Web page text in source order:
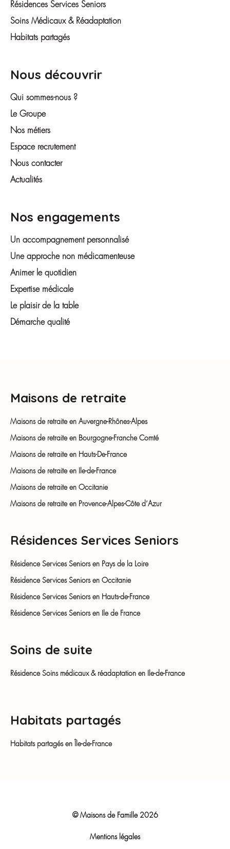
Résidences Services Seniors
Soins Médicaux & Réadaptation
Habitats partagés
Nous découvrir
Qui sommes-nous ?
Le Groupe
Nos métiers
Espace recrutement
Nous contacter
Actualités
Nos engagements
Un accompagnement personnalisé
Une approche non médicamenteuse
Animer le quotidien
Expertise médicale
Le plaisir de la table
Démarche qualité
Maisons de retraite
Maisons de retraite en Auvergne-Rhônes-Alpes
Maisons de retraite en Bourgogne-Franche Comté
Maisons de retraite en Hauts-De-France
Maisons de retraite en Ile-de-France
Maisons de retraite en Occitanie
Maisons de retraite en Provence-Alpes-Côte d’Azur
Résidences Services Seniors
Résidence Services Seniors en Pays de la Loire
Résidence Services Seniors en Occitanie
Résidence Services Seniors en Hauts-de-France
Résidence Services Seniors en Ile de France
Soins de suite
Résidence Soins médicaux & réadaptation en Ile-de-France
Habitats partagés
Habitats partagés en Île-de-France
© Maisons de Famille 2026
Mentions légales